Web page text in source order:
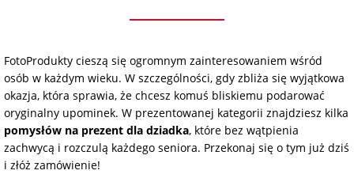
drewniane
FotoKalendarze
magnetyczne
zdjęciem
Personalizowane
gry ze zdjęciem
Plakaty ze zdjęć
Naklejki
Listwy do plakatów
na Dzień
Dziecka
na Dzień Ojca
na urodziny
dla 40-latka
dla mamy
dla taty
FotoProdukty cieszą się ogromnym zainteresowaniem wśród
osób w każdym wieku. W szczególności, gdy zbliża się wyjątkowa
okazja, która sprawia, że chcesz komuś bliskiemu podarować
oryginalny upominek. W prezentowanej kategorii znajdziesz kilka
pomysłów na prezent dla dziadka, które bez wątpienia
zachwycą i rozczulą każdego seniora. Przekonaj się o tym już dziś
i złóż zamówienie!